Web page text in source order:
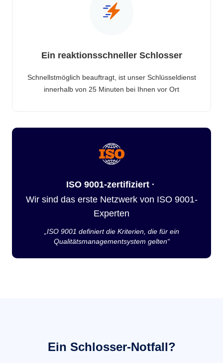
Ein reaktionsschneller Schlosser
Schnellstmöglich beauftragt, ist unser Schlüsseldienst
innerhalb von 25 Minuten bei Ihnen vor Ort
ISO 9001-zertifiziert ·
Wir sind das erste Netzwerk von ISO 9001-
Experten
„ISO 9001 definiert die Kriterien, die für ein
Qualitätsmanagementsystem gelten“
Ein Schlosser-Notfall?